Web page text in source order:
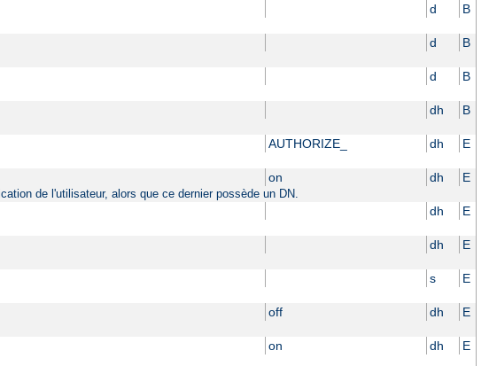
d B
d B
d B
dh B
AUTHORIZE_ dh E
on dh E
de l'utilisateur, alors que ce dernier possède un DN.
dh E
dh E
s E
off dh E
on dh E